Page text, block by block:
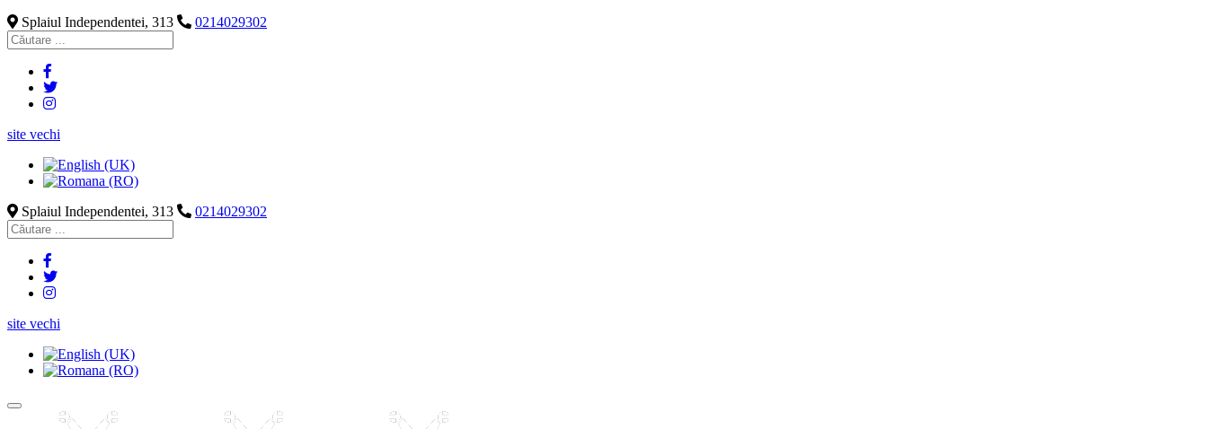
Splaiul Independentei, 313
0214029302
site vechi
Splaiul Independentei, 313 0214029302
site vechi